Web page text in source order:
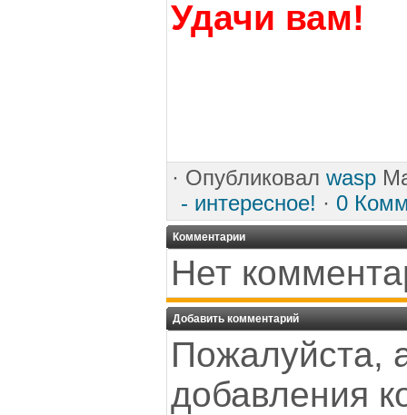
Удачи вам!
· Опубликовал wasp
- интересное! · 0
Комментарии
Нет
Добавить комментарий
Пожалуйста,
добавления